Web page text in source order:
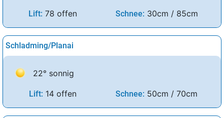
Lift: 78 offen Schnee: 30cm / 85cm
Schladming/Planai
22° sonnig
Lift: 14 offen Schnee: 50cm / 70cm